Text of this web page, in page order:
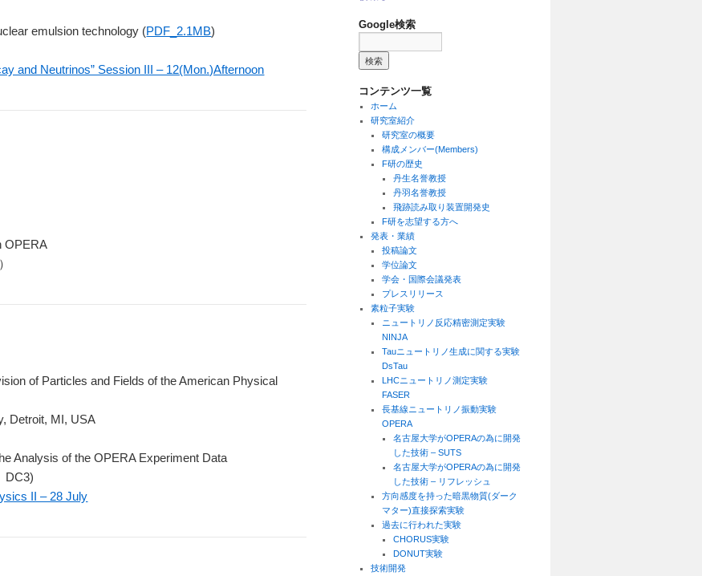
emulsion technology (PDF_2.1MB)
and Neutrinos” Session III – 12(Mon.)Afternoon
OPERA
of Particles and Fields of the American Physical
Detroit, MI, USA
Analysis of the OPERA Experiment Data
DC3)
II – 28 July
Google検索
コンテンツ一覧
ホーム
研究室紹介
研究室の概要
構成メンバー(Members)
F研の歴史
丹生名誉教授
丹羽名誉教授
飛跡読み取り装置開発史
F研を志望する方へ
発表・業績
投稿論文
学位論文
学会・国際会議発表
プレスリリース
素粒子実験
ニュートリノ反応精密測定実験
NINJA
Tauニュートリノ生成に関する実験
DsTau
LHCニュートリノ測定実験
FASER
長基線ニュートリノ振動実験
OPERA
名古屋大学がOPERAの為に開発
した技術 – SUTS
名古屋大学がOPERAの為に開発
した技術 – リフレッシュ
方向感度を持った暗黒物質(ダーク
マター)直接探索実験
過去に行われた実験
CHORUS実験
DONUT実験
技術開発